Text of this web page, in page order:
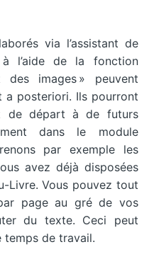
via l’assistant de
l’aide de la fonction
des images » peuvent
a posteriori. Ils pourront
de départ à de futurs
dans le module
par exemple les
avez déjà disposées
Livre. Vous pouvez tout
page au gré de vos
du texte. Ceci peut
temps de travail.